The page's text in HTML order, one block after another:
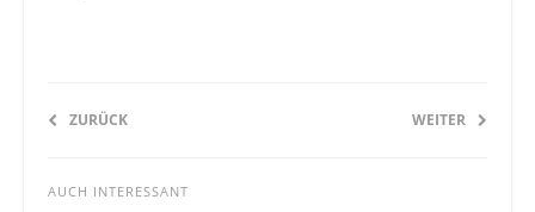
ZURÜCK WEITER
AUCH INTERESSANT